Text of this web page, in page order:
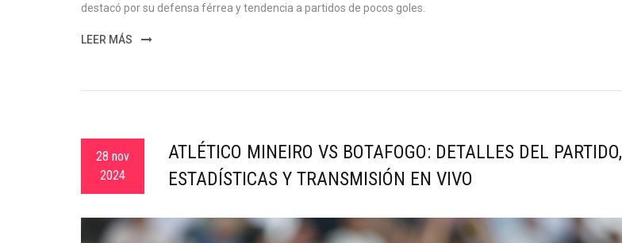
destacó por su defensa férrea y tendencia a partidos de pocos goles.
LEER MÁS
28 nov
2024
ATLÉTICO MINEIRO VS BOTAFOGO: DETALLES DEL PARTIDO,
ESTADÍSTICAS Y TRANSMISIÓN EN VIVO